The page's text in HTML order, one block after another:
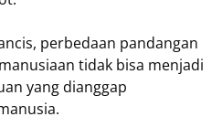
perbedaan pandangan
tidak bisa menjadi
yang dianggap